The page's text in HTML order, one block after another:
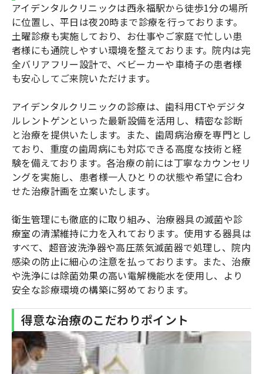
アイデンタルクリニックは西永福駅から徒歩1分の場所
に位置し、平日は夜20時まで診療を行っております。
土曜診療も実施しており、お仕事やご家庭で忙しい患
者様にも通院しやすい環境を整えております。院内は完
全バリアフリー設計で、ベビーカーや車椅子の患者様
も安心してご来院いただけます。
アイデンタルクリニックの診療は、歯科用CTやデジタ
ルレントゲンといった最新設備を活用し、精密な診断
と治療を提供いたします。また、歯周病治療を専門とし
ており、重度の歯周病にも対応できる高度な技術と経
験を備えております。各治療の前には丁寧なカウンセリ
ングを実施し、患者様一人ひとりの状態や希望に合わ
せた治療計画を立案いたします。
衛生管理にも徹底的に取り組み、治療器具の滅菌や診
療室の清潔維持に力を入れております。使用する器具は
すべて、超音波洗浄器や高圧蒸気滅菌器で処理し、院内
感染の防止に細心の注意を払っております。また、治療
や洗浄には除菌効果の高い電解機能水を使用し、より
安全な診療環境の構築に努めております。
得意な治療のこだわりポイント